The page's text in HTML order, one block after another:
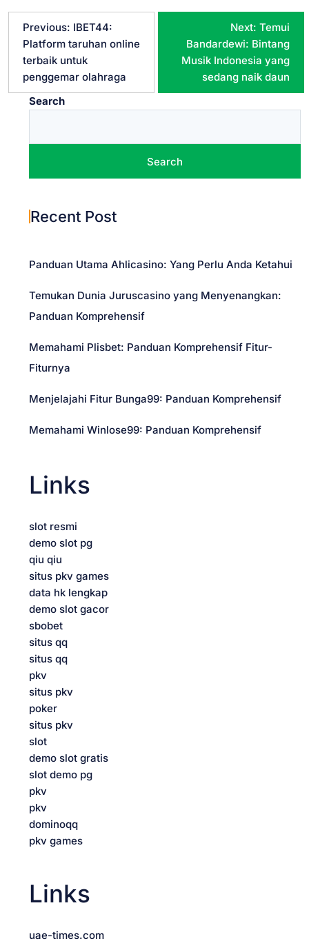
s
Previous: IBET44:
Platform taruhan online
terbaik untuk
penggemar olahraga
Next: Temui
Bandardewi: Bintang
Musik Indonesia yang
sedang naik daun
Search
Search
Recent Post
Panduan Utama Ahlicasino: Yang Perlu Anda Ketahui
Temukan Dunia Juruscasino yang Menyenangkan:
Panduan Komprehensif
Memahami Plisbet: Panduan Komprehensif Fitur-
Fiturnya
Menjelajahi Fitur Bunga99: Panduan Komprehensif
Memahami Winlose99: Panduan Komprehensif
Links
slot resmi
demo slot pg
qiu qiu
situs pkv games
data hk lengkap
demo slot gacor
sbobet
situs qq
situs qq
pkv
situs pkv
poker
situs pkv
slot
demo slot gratis
slot demo pg
pkv
pkv
dominoqq
pkv games
Links
uae-times.com